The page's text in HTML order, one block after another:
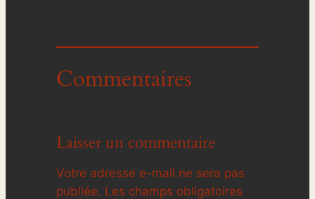
Commentaires
Laisser un commentaire
Votre adresse e-mail ne sera pas
publiée. Les champs obligatoires